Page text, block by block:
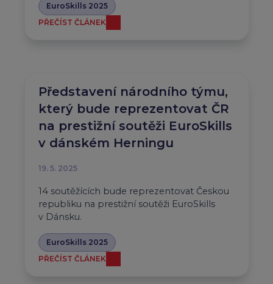
EuroSkills 2025
PŘEČÍST ČLÁNEK
Představení národního týmu,
který bude reprezentovat ČR
na prestižní soutěži EuroSkills
v dánském Herningu
19. 5. 2025
14 soutěžících bude reprezentovat Českou
republiku na prestižní soutěži EuroSkills
v Dánsku.
EuroSkills 2025
PŘEČÍST ČLÁNEK